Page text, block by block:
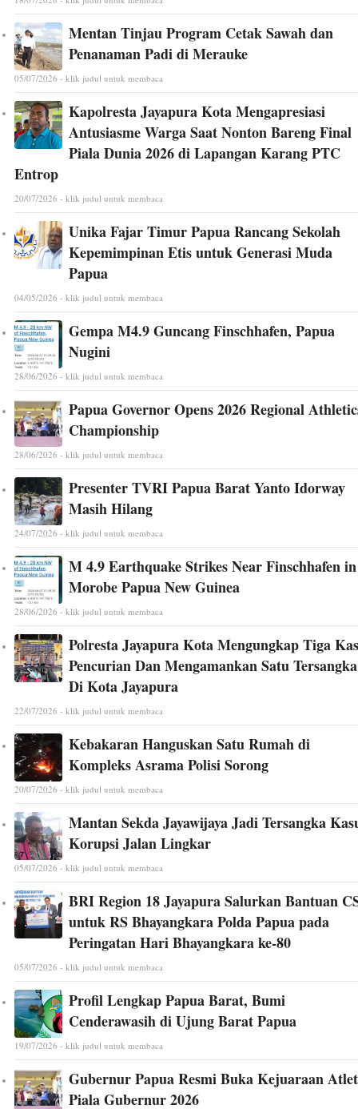
Mentan Tinjau Program Cetak Sawah dan
Penanaman Padi di Merauke
05/07/2026 - klik judul untuk membaca
Kapolresta Jayapura Kota Mengapresiasi
Antusiasme Warga Saat Nonton Bareng Final
Piala Dunia 2026 di Lapangan Karang PTC
Entrop
20/07/2026 - klik judul untuk membaca
Unika Fajar Timur Papua Rancang Sekolah
Kepemimpinan Etis untuk Generasi Muda
Papua
04/05/2026 - klik judul untuk membaca
Gempa M4.9 Guncang Finschhafen, Papua
Nugini
28/06/2026 - klik judul untuk membaca
Papua Governor Opens 2026 Regional
Championship
28/06/2026 - klik judul untuk membaca
Presenter TVRI Papua Barat Yanto Idorway
Masih Hilang
24/07/2026 - klik judul untuk membaca
M 4.9 Earthquake Strikes Near Finschhafen in
Morobe Papua New Guinea
28/06/2026 - klik judul untuk membaca
Polresta Jayapura Kota Mengungkap Tiga
Pencurian Dan Mengamankan Satu Tersangka
Di Kota Jayapura
22/07/2026 - klik judul untuk membaca
Kebakaran Hanguskan Satu Rumah di
Kompleks Asrama Polisi Sorong
20/07/2026 - klik judul untuk membaca
Mantan Sekda Jayawijaya Jadi Tersangka
Korupsi Jalan Lingkar
05/07/2026 - klik judul untuk membaca
BRI Region 18 Jayapura Salurkan Bantuan
untuk RS Bhayangkara Polda Papua pada
Peringatan Hari Bhayangkara ke-80
05/07/2026 - klik judul untuk membaca
Profil Lengkap Papua Barat, Bumi
Cenderawasih di Ujung Barat Papua
19/07/2026 - klik judul untuk membaca
Gubernur Papua Resmi Buka Kejuaraan
Piala Gubernur 2026